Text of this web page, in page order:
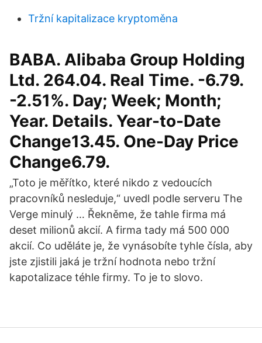
Tržní kapitalizace kryptoměna
BABA. Alibaba Group Holding
Ltd. 264.04. Real Time. -6.79.
-2.51%. Day; Week; Month;
Year. Details. Year-to-Date
Change13.45. One-Day Price
Change6.79.
„Toto je měřítko, které nikdo z vedoucích
pracovníků nesleduje,“ uvedl podle serveru The
Verge minulý … Řekněme, že tahle firma má
deset milionů akcií. A firma tady má 500 000
akcií. Co uděláte je, že vynásobíte tyhle čísla, aby
jste zjistili jaká je tržní hodnota nebo tržní
kapotalizace téhle firmy. To je to slovo.